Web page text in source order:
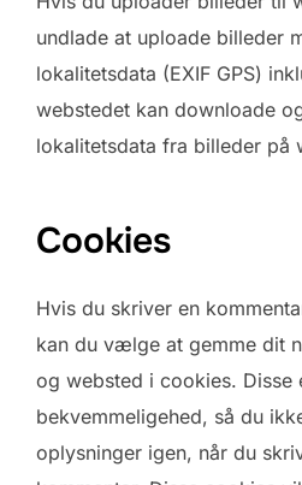
undlade at uploade billeder
lokalitetsdata (EXIF GPS)
webstedet kan downloade
lokalitetsdata fra billeder på
Cookies
Hvis du skriver en
kan du vælge at gemme dit
og websted i cookies. Disse
bekvemmeligehed, så du
oplysninger igen, når du